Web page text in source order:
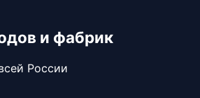
и фабрик
России